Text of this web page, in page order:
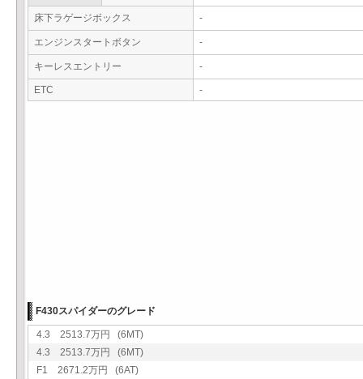
床下ラゲージボックス -
エンジンスタートボタン -
キーレスエントリー -
ETC -
F430スパイダーのグレード
4.3 2513.7万円 (6MT)
4.3 2513.7万円 (6MT)
F1 2671.2万円 (6AT)